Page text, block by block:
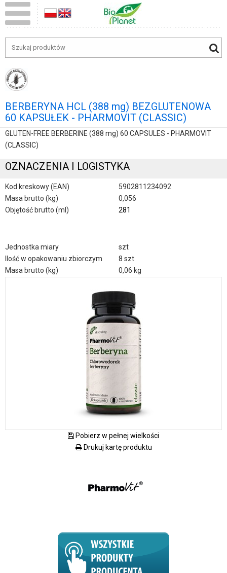
BERBERYNA HCL (388 mg) BEZGLUTENOWA
60 KAPSUŁEK - PHARMOVIT (CLASSIC)
GLUTEN-FREE BERBERINE (388 mg) 60 CAPSULES - PHARMOVIT
(CLASSIC)
OZNACZENIA I LOGISTYKA
Kod kreskowy (EAN)
5902811234092
Masa brutto (kg)
0,056
Objętość brutto (ml)
281
Jednostka miary
szt
Ilość w opakowaniu zbiorczym
8 szt
Masa brutto (kg)
0,06 kg
Pobierz w pełnej wielkości
Drukuj kartę produktu